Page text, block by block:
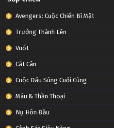
Avengers: Cuộc Chiến Bí Mật
Trưởng Thành Lên
Vuốt
Cắt Cân
Cuộc Đấu Súng Cuối Cùng
Máu & Thần Thoại
Nụ Hôn Đầu